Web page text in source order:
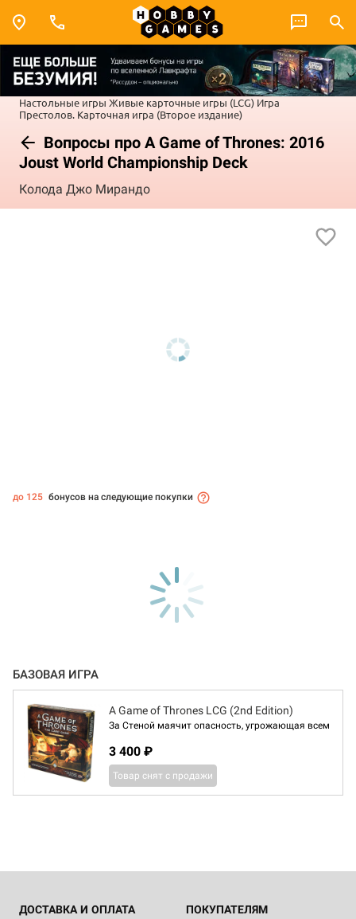
Настольные игры Живые карточные игры (LCG) Игра
Престолов. Карточная игра (Второе издание)
Вопросы про A Game of Thrones: 2016
Joust World Championship Deck
Колода Джо Мирандо
до 125 бонусов на следующие покупки
БАЗОВАЯ ИГРА
A Game of Thrones LCG (2nd Edition)
За Стеной маячит опасность, угрожающая всем
3 400 ₽
Товар снят с продажи
ДОСТАВКА И ОПЛАТА ПОКУПАТЕЛЯМ